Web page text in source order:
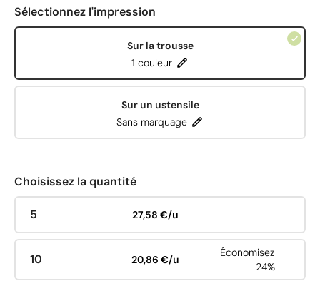
Sélectionnez l'impression
Sur la trousse
1 couleur
Sur un ustensile
Sans marquage
Choisissez la quantité
5 27,58 €/u
10 20,86 €/u
Économisez
24%